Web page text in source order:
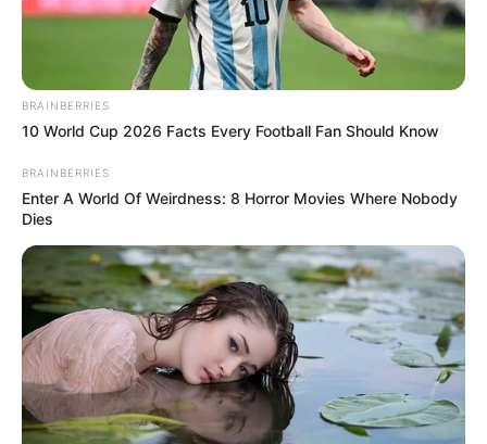
BRAINBERRIES
10 World Cup 2026 Facts Every Football Fan Should Know
BRAINBERRIES
Enter A World Of Weirdness: 8 Horror Movies Where Nobody
Dies